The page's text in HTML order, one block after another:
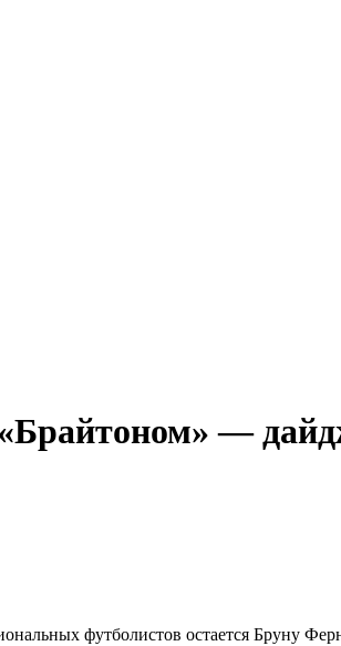
—
футболистов остается Бруну